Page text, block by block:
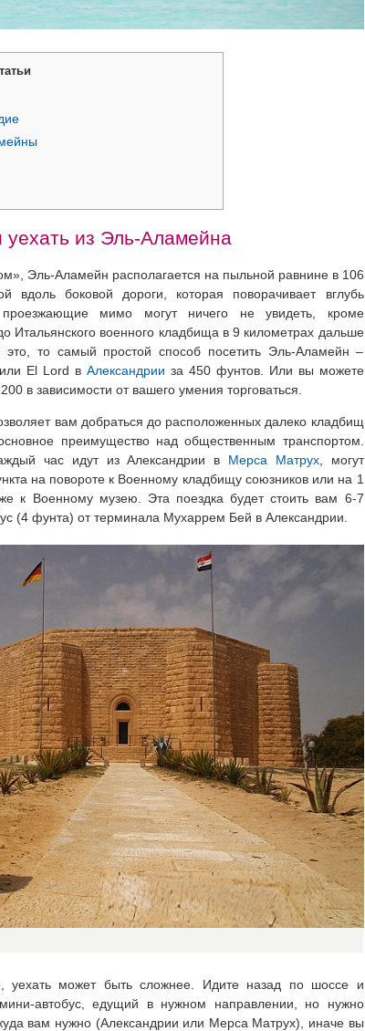
уехать из Эль-Аламейна
Эль-Аламейн располагается на пыльной равнине в 106
вдоль боковой дороги, которая поворачивает вглубь
мимо могут ничего не увидеть, кроме
Итальянского военного кладбища в 9 километрах дальше
то самый простой способ посетить Эль-Аламейн –
El Lord в Александрии за 450 фунтов. Или вы можете
в зависимости от вашего умения торговаться.
вам добраться до расположенных далеко кладбищ
преимущество над общественным транспортом.
час идут из Александрии в Мерса Матрух, могут
на повороте к Военному кладбищу союзников или на 1
к Военному музею. Эта поездка будет стоить вам 6-7
(4 фунта) от терминала Мухаррем Бей в Александрии.
уехать может быть сложнее. Идите назад по шоссе и
автобус, едущий в нужном направлении, но нужно
вам нужно (Александрии или Мерса Матрух), иначе вы